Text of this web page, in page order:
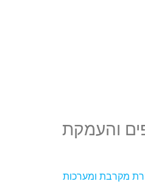
והעמקת
מקרבת ומערכות